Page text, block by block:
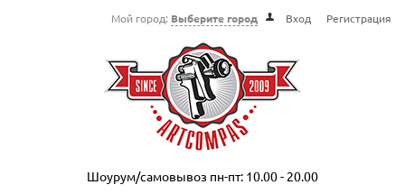
Мой город: Выберите город Вход Регистрация
Шоурум/самовывоз пн-пт: 10.00 - 20.00